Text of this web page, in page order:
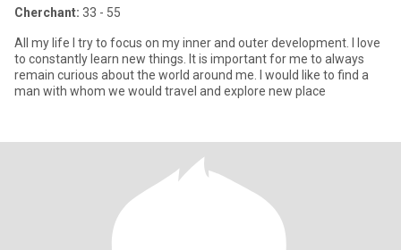
Cherchant: 33 - 55
All my life I try to focus on my inner and outer development. I love
to constantly learn new things. It is important for me to always
remain curious about the world around me. I would like to find a
man with whom we would travel and explore new place